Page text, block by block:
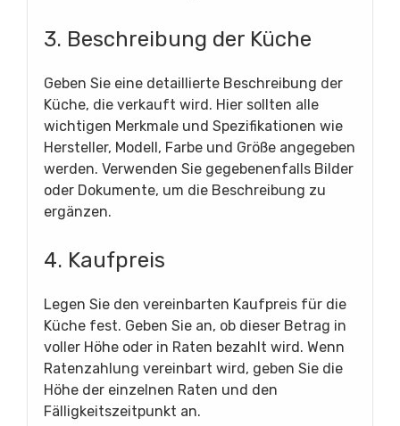
3. Beschreibung der Küche
Geben Sie eine detaillierte Beschreibung der
Küche, die verkauft wird. Hier sollten alle
wichtigen Merkmale und Spezifikationen wie
Hersteller, Modell, Farbe und Größe angegeben
werden. Verwenden Sie gegebenenfalls Bilder
oder Dokumente, um die Beschreibung zu
ergänzen.
4. Kaufpreis
Legen Sie den vereinbarten Kaufpreis für die
Küche fest. Geben Sie an, ob dieser Betrag in
voller Höhe oder in Raten bezahlt wird. Wenn
Ratenzahlung vereinbart wird, geben Sie die
Höhe der einzelnen Raten und den
Fälligkeitszeitpunkt an.